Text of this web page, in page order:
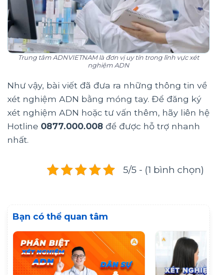
Trung tâmADNVIETNAMlà đơn vị uy tín trong lĩnh vực xét
nghiệm ADN
Như vậy, bài viết đã đưa ra những thông tin về
xét nghiệm ADN bằng móng tay. Để đăng ký
xét nghiệm ADN hoặc tư vấn thêm, hãy liên hệ
Hotline 0877.000.008 để được hỗ trợ nhanh
nhất.
5/5 - (1 bình chọn)
Bạn có thể quan tâm